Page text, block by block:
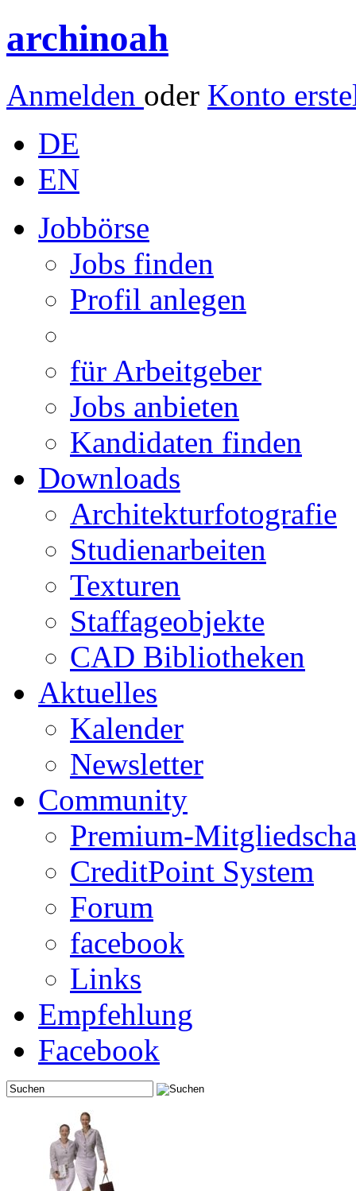
archinoah
Anmelden oder Konto
DE
EN
Jobbörse
Jobs finden
Profil anlegen
für Arbeitgeber
Jobs anbieten
Kandidaten finden
Downloads
Architekturfotografie
Studienarbeiten
Texturen
Staffageobjekte
CAD Bibliotheken
Aktuelles
Kalender
Newsletter
Community
Premium-
CreditPoint System
Forum
facebook
Links
Empfehlung
Facebook